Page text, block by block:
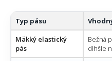
Typ pásu
Mäkký elastický
pás
Bežná
dlhšie